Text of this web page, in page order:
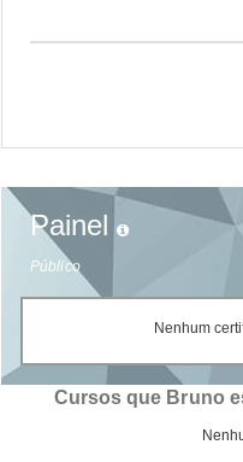
Painel
Público
Nenhum
Cursos que Bruno